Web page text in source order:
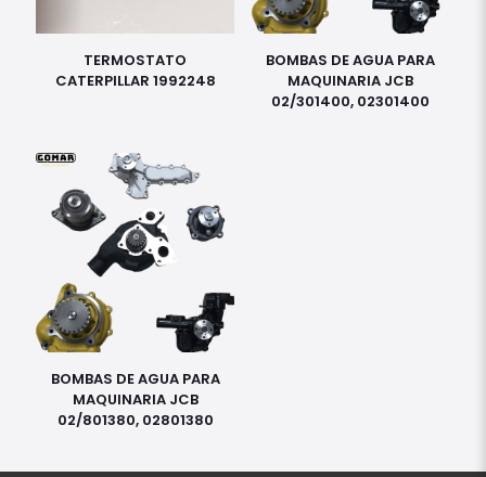
TERMOSTATO
CATERPILLAR 1992248
BOMBAS DE AGUA PARA
MAQUINARIA JCB
02/301400, 02301400
BOMBAS DE AGUA PARA
MAQUINARIA JCB
02/801380, 02801380